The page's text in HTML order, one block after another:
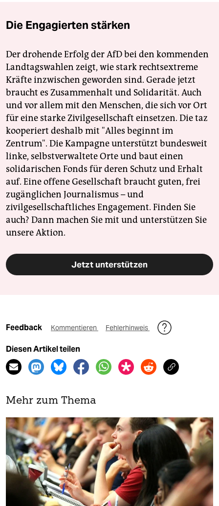
Die Engagierten stärken
Der drohende Erfolg der AfD bei den kommenden
Landtagswahlen zeigt, wie stark rechtsextreme
Kräfte inzwischen geworden sind. Gerade jetzt
braucht es Zusammenhalt und Solidarität. Auch
und vor allem mit den Menschen, die sich vor Ort
für eine starke Zivilgesellschaft einsetzen. Die taz
kooperiert deshalb mit "Alles beginnt im
Zentrum". Die Kampagne unterstützt bundesweit
linke, selbstverwaltete Orte und baut einen
solidarischen Fonds für deren Schutz und Erhalt
auf. Eine offene Gesellschaft braucht guten, frei
zugänglichen Journalismus – und
zivilgesellschaftliches Engagement. Finden Sie
auch? Dann machen Sie mit und unterstützen Sie
unsere Aktion.
Jetzt unterstützen
Feedback Kommentieren Fehlerhinweis
Diesen Artikel teilen
Mehr zum Thema